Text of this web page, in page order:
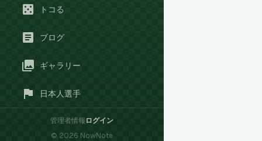
トコる
ブログ
ギャラリー
日本人選手
管理者情報 ログイン
© 2026 NowNote